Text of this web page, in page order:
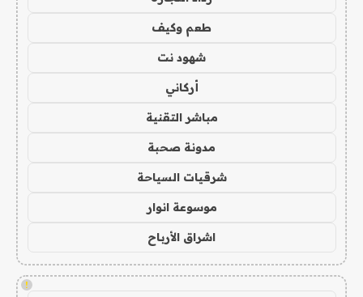
طعم وكيف
شهود نت
أركاني
مباشر التقنية
مدونة صحبة
شرقيات السياحة
موسوعة انوار
اشراق الأرباح
!